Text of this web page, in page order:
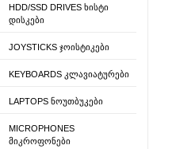
HDD/SSD DRIVES ᲮᲘᲡᲢᲘ
ᲓᲘᲡᲙᲔᲑᲘ
JOYSTICKS ᲯᲝᲘᲡᲢᲘᲙᲔᲑᲘ
KEYBOARDS ᲙᲚᲐᲕᲘᲐᲢᲣᲠᲔᲑᲘ
LAPTOPS ᲜᲝᲣᲗᲑᲣᲙᲔᲑᲘ
MICROPHONES
ᲛᲘᲙᲠᲝᲤᲝᲜᲔᲑᲘ